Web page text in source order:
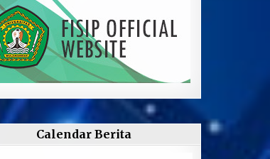
Calendar Berita